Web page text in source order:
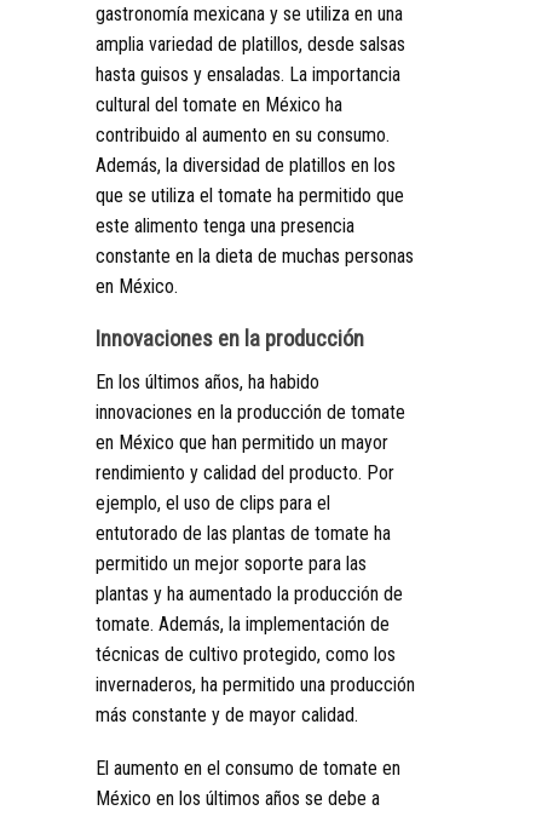
gastronomía mexicana y se utiliza en una
amplia variedad de platillos, desde salsas
hasta guisos y ensaladas. La importancia
cultural del tomate en México ha
contribuido al aumento en su consumo.
Además, la diversidad de platillos en los
que se utiliza el tomate ha permitido que
este alimento tenga una presencia
constante en la dieta de muchas personas
en México.
Innovaciones en la producción
En los últimos años, ha habido
innovaciones en la producción de tomate
en México que han permitido un mayor
rendimiento y calidad del producto. Por
ejemplo, el uso de clips para el
entutorado de las plantas de tomate ha
permitido un mejor soporte para las
plantas y ha aumentado la producción de
tomate. Además, la implementación de
técnicas de cultivo protegido, como los
invernaderos, ha permitido una producción
más constante y de mayor calidad.
El aumento en el consumo de tomate en
México en los últimos años se debe a